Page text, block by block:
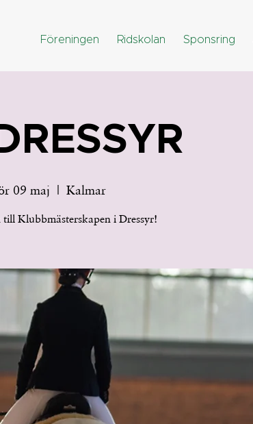
Föreningen Ridskolan Sponsring
09 maj Kalmar
Klubbmästerskapen i Dressyr!